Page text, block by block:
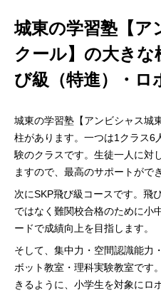
城東の学習塾【ア
クール】の大きな
び級（特進）・ロ
城東の学習塾【アンビシャス城
柱があります。一つは1クラス6
験のクラスです。生徒一人に対
ますので、最高のサポートがで
次にSKP飛び級コースです。飛
ではなく難関校合格のために小
ードで成績向上を目指します。
そして、集中力・空間認識能力
ボット教室・理科実験教室です
きるように、小学生を対象にロ